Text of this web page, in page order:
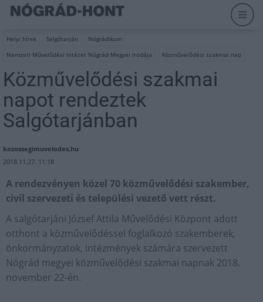
Helyi hírek Salgótarján
Nógrádikum
Nemzeti Művelődési Intézet Nógrád Megyei Irodája
Közművelődési szakmai nap
Közművelődési szakmai
napot rendeztek
Salgótarjánban
kozossegimuvelodes.hu
2018.11.27. 11:18
A rendezvényen közel 70 közművelődési szakember,
civil szervezeti és települési vezető vett részt.
A salgótarjáni József Attila Művelődési Központ adott
otthont a közművelődéssel foglalkozó szakemberek,
önkormányzatok, intézmények számára szervezett
Nógrád megyei közművelődési szakmai napnak 2018.
november 22-én.